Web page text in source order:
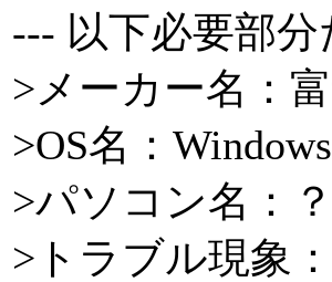
--- 以下必要部
>メーカー名：
>OS名：
>パソコン名：？
>トラブル現象